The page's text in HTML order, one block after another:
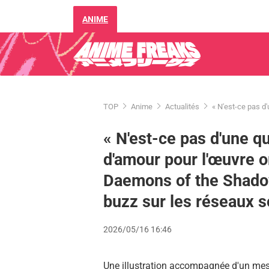
ANIME
TOP Anime Actualités « N'est-ce pas
« N'est-ce pas d'une
d'amour pour l'œuvre
Daemons of the
buzz sur les réseaux
2026/05/16 16:46
Une illustration accompagnée d'un